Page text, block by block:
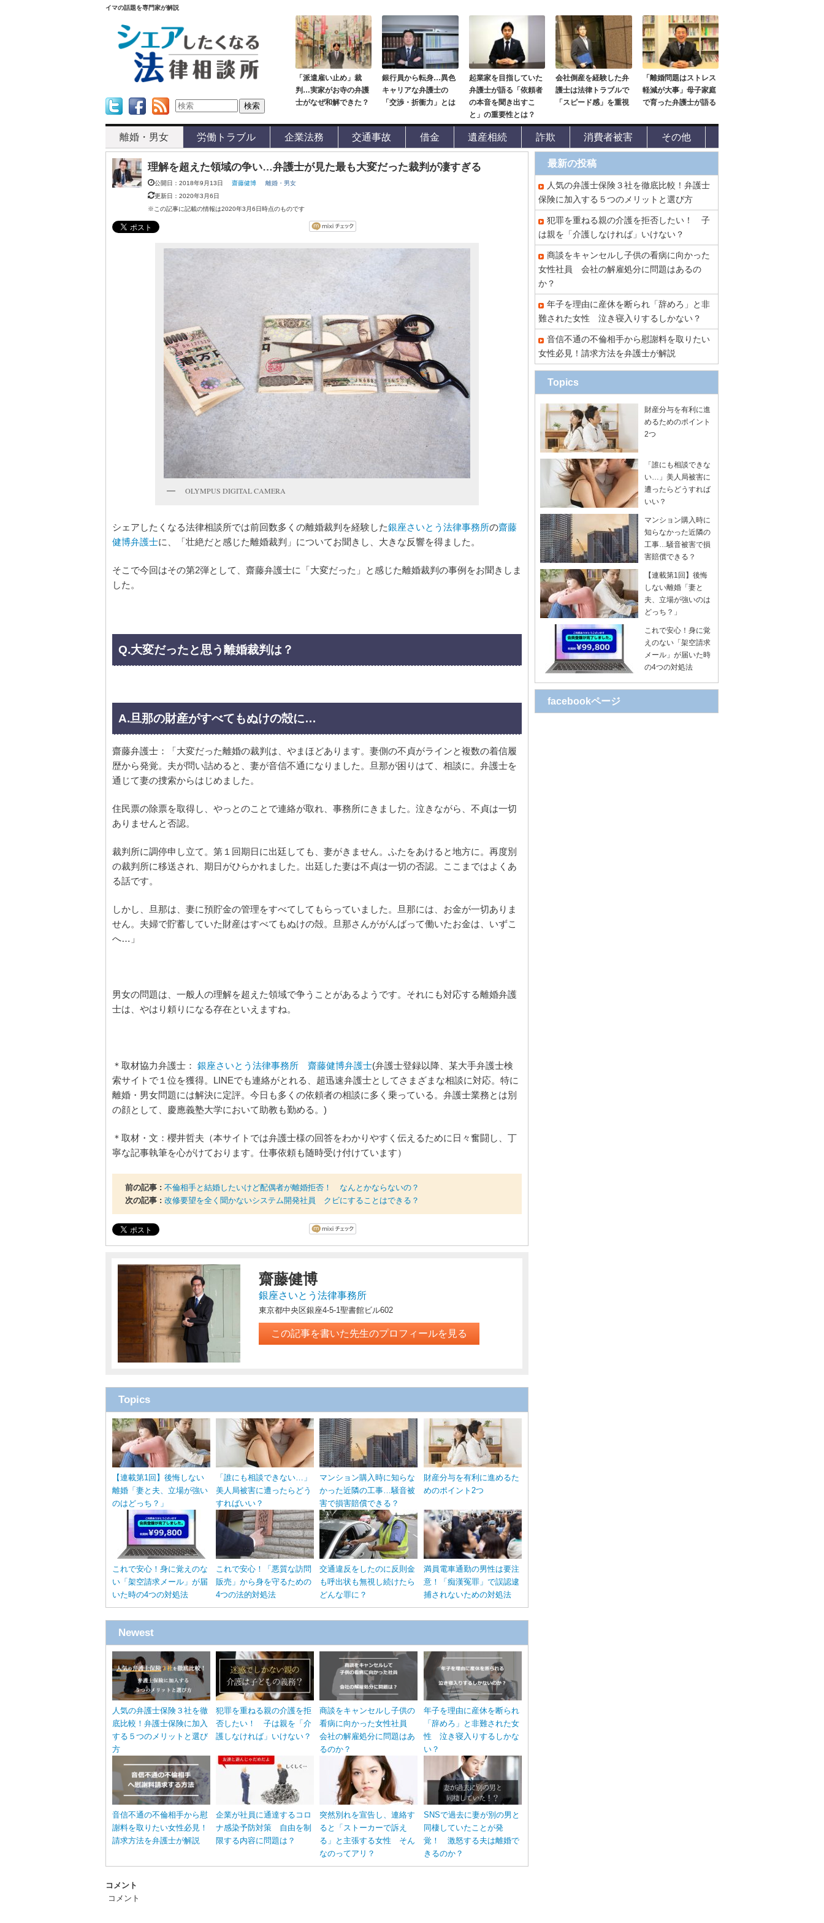
イマの話題を専門家が解説
「派遣雇い止め」裁
判…実家がお寺の弁護
士がなぜ和解できた？
銀行員から転身…異色
キャリアな弁護士の
「交渉・折衝力」とは
起業家を目指していた
弁護士が語る「依頼者
の本音を聞き出すこ
と」の重要性とは？
会社倒産を経験した弁
護士は法律トラブルで
「スピード感」を重視
「離婚問題はストレス
軽減が大事」母子家庭
で育った弁護士が語る
離婚・男女 労働トラブル 企業法務 交通事故 借金 遺産相続 詐欺 消費者被害 その他
理解を超えた領域の争い…弁護士が見た最も大変だった裁判が凄すぎる
公開日：2018年9月13日 齋藤健博
離婚・男女
更新日：2020年3月6日
※この記事に記載の情報は2020年3月6日時点のものです
OLYMPUS DIGITAL CAMERA
シェアしたくなる法律相談所では前回数多くの離婚裁判を経験した銀座さいとう法律事務所の齋藤
健博弁護士に、「壮絶だと感じた離婚裁判」についてお聞きし、大きな反響を得ました。
そこで今回はその第2弾として、齋藤弁護士に「大変だった」と感じた離婚裁判の事例をお聞きしま
した。
Q.大変だったと思う離婚裁判は？
A.旦那の財産がすべてもぬけの殻に…
齋藤弁護士：「大変だった離婚の裁判は、やまほどあります。妻側の不貞がラインと複数の着信履
歴から発覚。夫が問い詰めると、妻が音信不通になりました。旦那が困りはて、相談に。弁護士を
通じて妻の捜索からはじめました。
住民票の除票を取得し、やっとのことで連絡が取れ、事務所にきました。泣きながら、不貞は一切
ありませんと否認。
裁判所に調停申し立て。第１回期日に出廷しても、妻がきません。ふたをあけると地方に。再度別
の裁判所に移送され、期日がひらかれました。出廷した妻は不貞は一切の否認。ここまではよくあ
る話です。
しかし、旦那は、妻に預貯金の管理をすべてしてもらっていました。旦那には、お金が一切ありま
せん。夫婦で貯蓄していた財産はすべてもぬけの殻。旦那さんががんばって働いたお金は、いずこ
へ…」
男女の問題は、一般人の理解を超えた領域で争うことがあるようです。それにも対応する離婚弁護
士は、やはり頼りになる存在といえますね。
＊取材協力弁護士： 銀座さいとう法律事務所 齋藤健博弁護士(弁護士登録以降、某大手弁護士検
索サイトで１位を獲得。LINEでも連絡がとれる、超迅速弁護士としてさまざまな相談に対応。特に
離婚・男女問題には解決に定評。今日も多くの依頼者の相談に多く乗っている。弁護士業務とは別
の顔として、慶應義塾大学において助教も勤める。)
＊取材・文：櫻井哲夫（本サイトでは弁護士様の回答をわかりやすく伝えるために日々奮闘し、丁
寧な記事執筆を心がけております。仕事依頼も随時受け付けています）
前の記事 : 不倫相手と結婚したいけど配偶者が離婚拒否！ なんとかならないの？
次の記事 : 改修要望を全く聞かないシステム開発社員 クビにすることはできる？
齋藤健博
銀座さいとう法律事務所
東京都中央区銀座4-5-1聖書館ビル602
この記事を書いた先生のプロフィールを見る
Topics
【連載第1回】後悔しない
離婚「妻と夫、立場が強い
のはどっち？」
「誰にも相談できない…」
美人局被害に遭ったらどう
すればいい？
マンション購入時に知らな
かった近隣の工事…騒音被
害で損害賠償できる？
財産分与を有利に進めるた
めのポイント2つ
これで安心！身に覚えのな
い「架空請求メール」が届
いた時の4つの対処法
これで安心！「悪質な訪問
販売」から身を守るための
4つの法的対処法
交通違反をしたのに反則金
も呼出状も無視し続けたら
どんな罪に？
満員電車通勤の男性は要注
意！「痴漢冤罪」で誤認逮
捕されないための対処法
Newest
人気の弁護士保険３社を徹
底比較！弁護士保険に加入
する５つのメリットと選び
方
犯罪を重ねる親の介護を拒
否したい！ 子は親を「介
護しなければ」いけない？
商談をキャンセルし子供の
看病に向かった女性社員
会社の解雇処分に問題はあ
るのか？
年子を理由に産休を断られ
「辞めろ」と非難された女
性 泣き寝入りするしかな
い？
音信不通の不倫相手から慰
謝料を取りたい女性必見！
請求方法を弁護士が解説
企業が社員に通達するコロ
ナ感染予防対策 自由を制
限する内容に問題は？
突然別れを宣告し、連絡す
ると「ストーカーで訴え
る」と主張する女性 そん
なのってアリ？
SNSで過去に妻が別の男と
同棲していたことが発
覚！ 激怒する夫は離婚で
きるのか？
コメント
コメント
最新の投稿
人気の弁護士保険３社を徹底比較！弁護士
保険に加入する５つのメリットと選び方
犯罪を重ねる親の介護を拒否したい！ 子
は親を「介護しなければ」いけない？
商談をキャンセルし子供の看病に向かった
女性社員 会社の解雇処分に問題はあるの
か？
年子を理由に産休を断られ「辞めろ」と非
難された女性 泣き寝入りするしかない？
音信不通の不倫相手から慰謝料を取りたい
女性必見！請求方法を弁護士が解説
Topics
財産分与を有利に進
めるためのポイント
2つ
「誰にも相談できな
い…」美人局被害に
遭ったらどうすれば
いい？
マンション購入時に
知らなかった近隣の
工事…騒音被害で損
害賠償できる？
【連載第1回】後悔
しない離婚「妻と
夫、立場が強いのは
どっち？」
これで安心！身に覚
えのない「架空請求
メール」が届いた時
の4つの対処法
facebookページ